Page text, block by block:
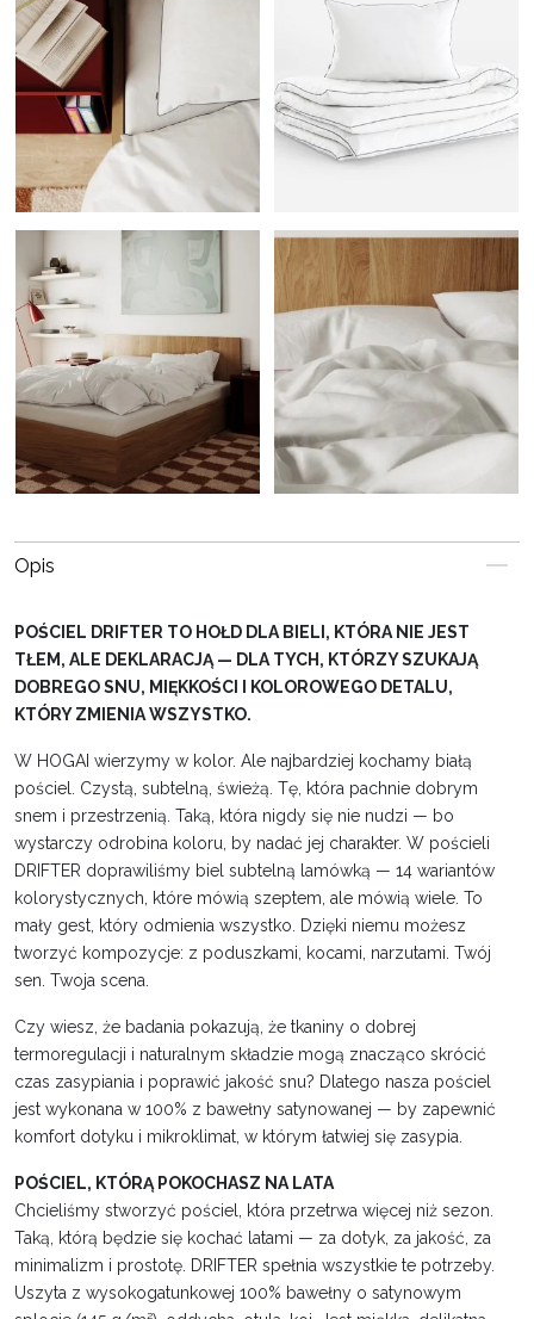
Opis
POŚCIEL DRIFTER TO HOŁD DLA BIELI, KTÓRA NIE JEST
TŁEM, ALE DEKLARACJĄ — DLA TYCH, KTÓRZY SZUKAJĄ
DOBREGO SNU, MIĘKKOŚCI I KOLOROWEGO DETALU,
KTÓRY ZMIENIA WSZYSTKO.
W HOGAI wierzymy w kolor. Ale najbardziej kochamy białą
pościel. Czystą, subtelną, świeżą. Tę, która pachnie dobrym
snem i przestrzenią. Taką, która nigdy się nie nudzi — bo
wystarczy odrobina koloru, by nadać jej charakter. W pościeli
DRIFTER doprawiliśmy biel subtelną lamówką — 14 wariantów
kolorystycznych, które mówią szeptem, ale mówią wiele. To
mały gest, który odmienia wszystko. Dzięki niemu możesz
tworzyć kompozycje: z poduszkami, kocami, narzutami. Twój
sen. Twoja scena.
Czy wiesz, że badania pokazują, że tkaniny o dobrej
termoregulacji i naturalnym składzie mogą znacząco skrócić
czas zasypiania i poprawić jakość snu? Dlatego nasza pościel
jest wykonana w 100% z bawełny satynowanej — by zapewnić
komfort dotyku i mikroklimat, w którym łatwiej się zasypia.
POŚCIEL, KTÓRĄ POKOCHASZ NA LATA
Chcieliśmy stworzyć pościel, która przetrwa więcej niż sezon.
Taką, którą będzie się kochać latami — za dotyk, za jakość, za
minimalizm i prostotę. DRIFTER spełnia wszystkie te potrzeby.
Uszyta z wysokogatunkowej 100% bawełny o satynowym